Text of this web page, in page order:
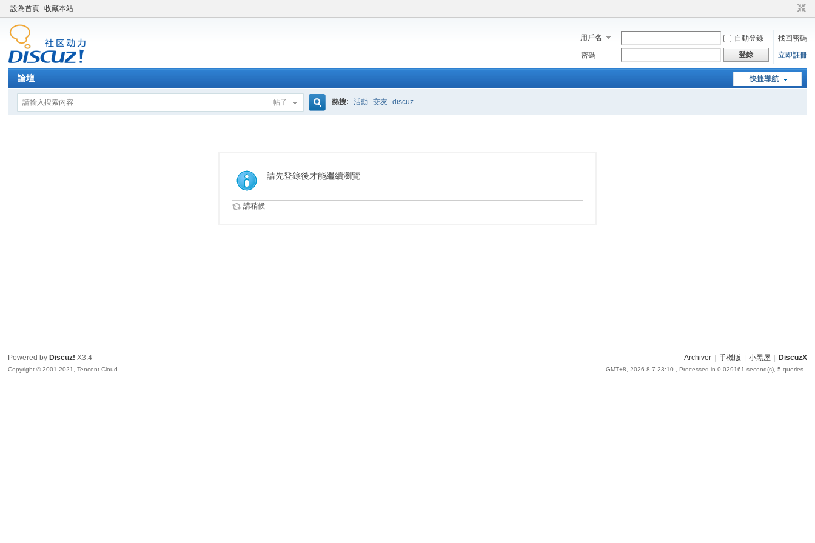
設為首頁 收藏本站
用戶名 自動登錄
找回密碼
密碼
登錄 立即註冊
快捷導航
論壇
帖子
索
熱搜: 活動 交友 discuz
請先登錄後才能繼續瀏覽
請稍候...
Archiver 手機版 小黑屋 DiscuzX
GMT+8, 2026-8-7 23:10 , Processed in 0.029161 second(s), 5 queries .
Powered by Discuz! X3.4
Copyright © 2001-2021, Tencent Cloud.